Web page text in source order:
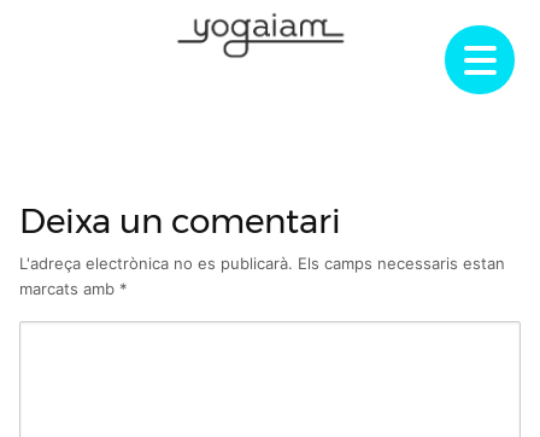
Deixa un comentari
L'adreça electrònica no es publicarà. Els camps necessaris estan
marcats amb *